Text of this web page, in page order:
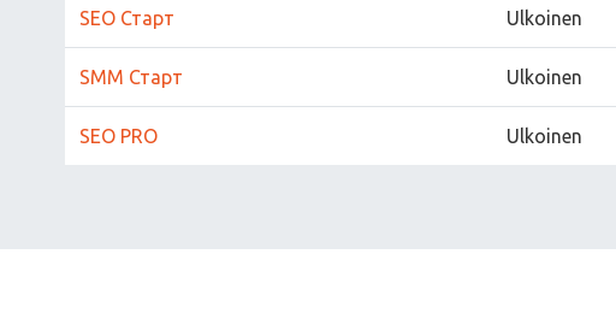
SEO Старт Ulkoinen
SMM Старт Ulkoinen
SEO PRO Ulkoinen